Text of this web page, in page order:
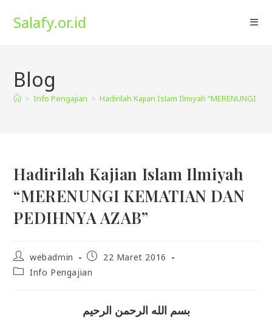
Salafy.or.id
Blog
> Info Pengajian > Hadirilah Kajian Islam Ilmiyah “MERENUNGI
Hadirilah Kajian Islam Ilmiyah
“MERENUNGI KEMATIAN DAN
PEDIHNYA AZAB”
Post
author:
webadmin
Post22 Maret 2016
PostInfo Pengajian
بسم الله الرحمن الرحيم